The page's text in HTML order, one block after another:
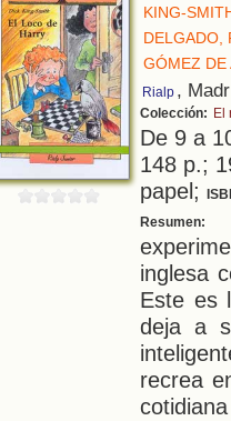
KING-
DELGADO,
GÓMEZ DE
Rialp ,
Colección: El
De 9 a
148 p.;
papel;
Resumen:
inglesa
Este es
deja a
recrea